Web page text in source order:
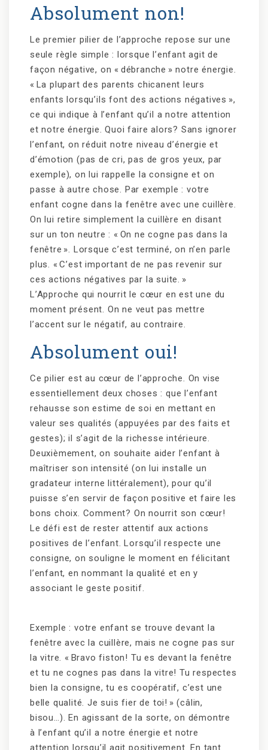
Absolument non!
Le premier pilier de l’approche repose sur une
seule règle simple : lorsque l’enfant agit de
façon négative, on « débranche » notre énergie.
« La plupart des parents chicanent leurs
enfants lorsqu’ils font des actions négatives »,
ce qui indique à l’enfant qu’il a notre attention
et notre énergie. Quoi faire alors? Sans ignorer
l’enfant, on réduit notre niveau d’énergie et
d’émotion (pas de cri, pas de gros yeux, par
exemple), on lui rappelle la consigne et on
passe à autre chose. Par exemple : votre
enfant cogne dans la fenêtre avec une cuillère.
On lui retire simplement la cuillère en disant
sur un ton neutre : « On ne cogne pas dans la
fenêtre ». Lorsque c’est terminé, on n’en parle
plus. « C’est important de ne pas revenir sur
ces actions négatives par la suite. »
L’Approche qui nourrit le cœur en est une du
moment présent. On ne veut pas mettre
l’accent sur le négatif, au contraire.
Absolument oui!
Ce pilier est au cœur de l’approche. On vise
essentiellement deux choses : que l’enfant
rehausse son estime de soi en mettant en
valeur ses qualités (appuyées par des faits et
gestes); il s’agit de la richesse intérieure.
Deuxièmement, on souhaite aider l’enfant à
maîtriser son intensité (on lui installe un
gradateur interne littéralement), pour qu’il
puisse s’en servir de façon positive et faire les
bons choix. Comment? On nourrit son cœur!
Le défi est de rester attentif aux actions
positives de l’enfant. Lorsqu’il respecte une
consigne, on souligne le moment en félicitant
l’enfant, en nommant la qualité et en y
associant le geste positif.
Exemple : votre enfant se trouve devant la
fenêtre avec la cuillère, mais ne cogne pas sur
la vitre. « Bravo fiston! Tu es devant la fenêtre
et tu ne cognes pas dans la vitre! Tu respectes
bien la consigne, tu es coopératif, c’est une
belle qualité. Je suis fier de toi! » (câlin,
bisou…). En agissant de la sorte, on démontre
à l’enfant qu’il a notre énergie et notre
attention lorsqu’il agit positivement. En tant